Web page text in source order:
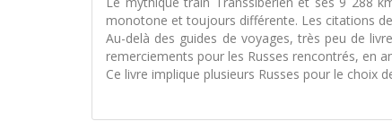
monotone et toujours différente. Les citations
Au-delà des guides de voyages, très peu de
remerciements pour les Russes rencontrés, en
Ce livre implique plusieurs Russes pour le choix